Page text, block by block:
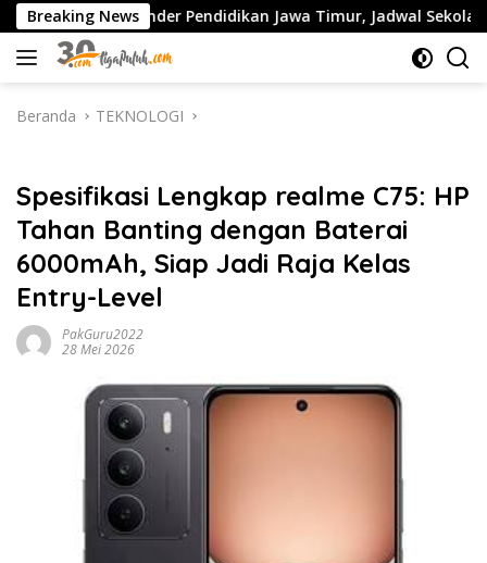
Langsung
ke
konten
Breaking News
Pendidikan Jawa Timur, Jadwal Sekolah, Libur dan
Beranda TEKNOLOGI
Spesifikasi Lengkap realme C75: HP
Tahan Banting dengan Baterai
6000mAh, Siap Jadi Raja Kelas
Entry-Level
PakGuru2022
28 Mei 2026